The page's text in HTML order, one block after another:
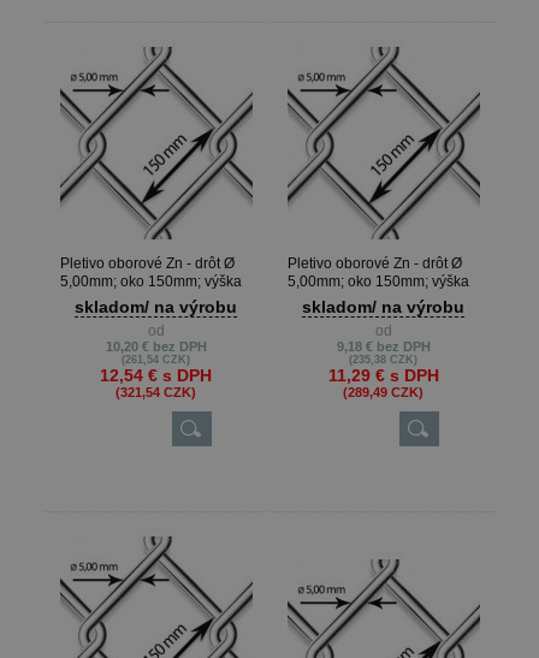
Pletivo oborové Zn - drôt Ø
5,00mm; oko 150mm; výška
200cm
skladom/ na výrobu
od
10,20 € bez DPH
(261,54 CZK)
12,54 € s DPH
(321,54 CZK)
Pletivo oborové Zn - drôt Ø
5,00mm; oko 150mm; výška
180cm
skladom/ na výrobu
od
9,18 € bez DPH
(235,38 CZK)
11,29 € s DPH
(289,49 CZK)